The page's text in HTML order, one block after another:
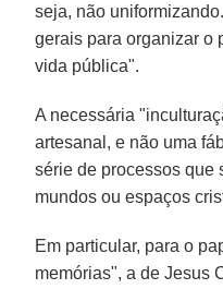
seja, não
gerais para organizar o
vida pública".
A necessária
artesanal, e não uma
série de processos que
mundos ou espaços
Em particular, para o
memórias", a de Jesus